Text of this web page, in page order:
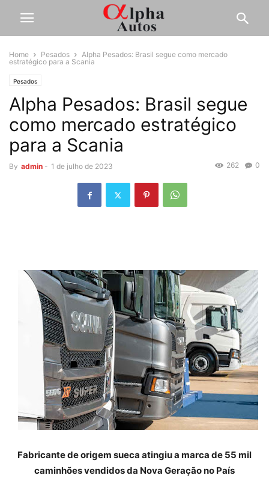
Home Pesados
Alpha Pesados: Brasil segue como mercado
estratégico para a Scania
Pesados
Alpha Pesados: Brasil segue
como mercado estratégico
para a Scania
By admin - 1 de julho de 2023 0
262
Fabricante de origem sueca atingiu a marca de 55 mil
caminhões vendidos da Nova Geração no País